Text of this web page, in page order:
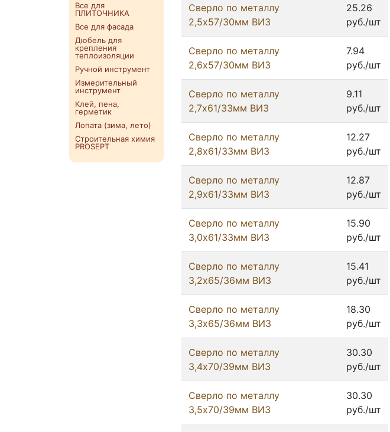
Все для
ПЛИТОЧНИКА
Все для фасада
Дюбель для
крепления
теплоизоляции
Ручной инструмент
Измерительный
инструмент
Клей, пена,
герметик
Лопата (зима, лето)
Строительная химия
PROSEPT
Сверло по металлу
2,5х57/30мм ВИЗ
25.26
руб./шт
Сверло по металлу
2,6х57/30мм ВИЗ
7.94
руб./шт
Сверло по металлу
2,7х61/33мм ВИЗ
9.11
руб./шт
Сверло по металлу
2,8х61/33мм ВИЗ
12.27
руб./шт
Сверло по металлу
2,9х61/33мм ВИЗ
12.87
руб./шт
Сверло по металлу
3,0х61/33мм ВИЗ
15.90
руб./шт
Сверло по металлу
3,2х65/36мм ВИЗ
15.41
руб./шт
Сверло по металлу
3,3х65/36мм ВИЗ
18.30
руб./шт
Сверло по металлу
3,4х70/39мм ВИЗ
30.30
руб./шт
Сверло по металлу
3,5х70/39мм ВИЗ
30.30
руб./шт